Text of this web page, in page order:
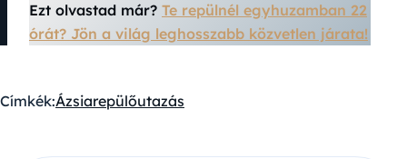
Ezt olvastad már? Te repülnél egyhuzamban 22
órát? Jön a világ leghosszabb közvetlen járata!
Címkék:Ázsiarepülőutazás